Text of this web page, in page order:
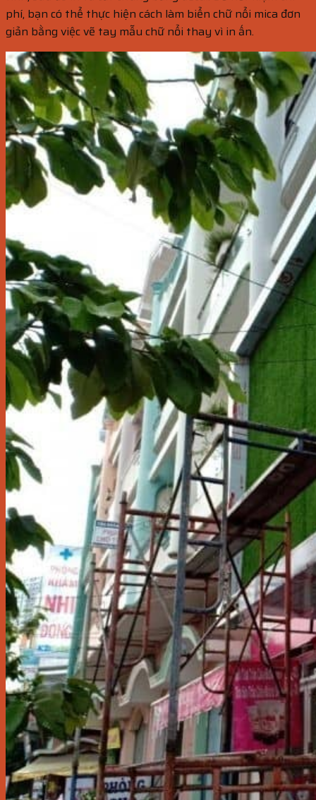
phí, bạn có thể thực hiện cách làm biển chữ nổi mica đơn
giản bằng việc vẽ tay mẫu chữ nổi thay vì in ấn.